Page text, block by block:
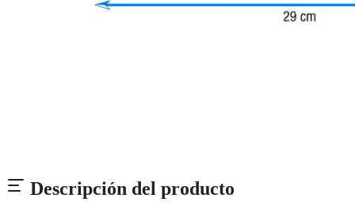
Descripción del producto